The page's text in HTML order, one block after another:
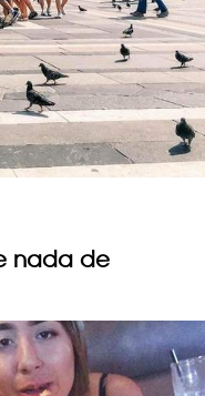
nada de